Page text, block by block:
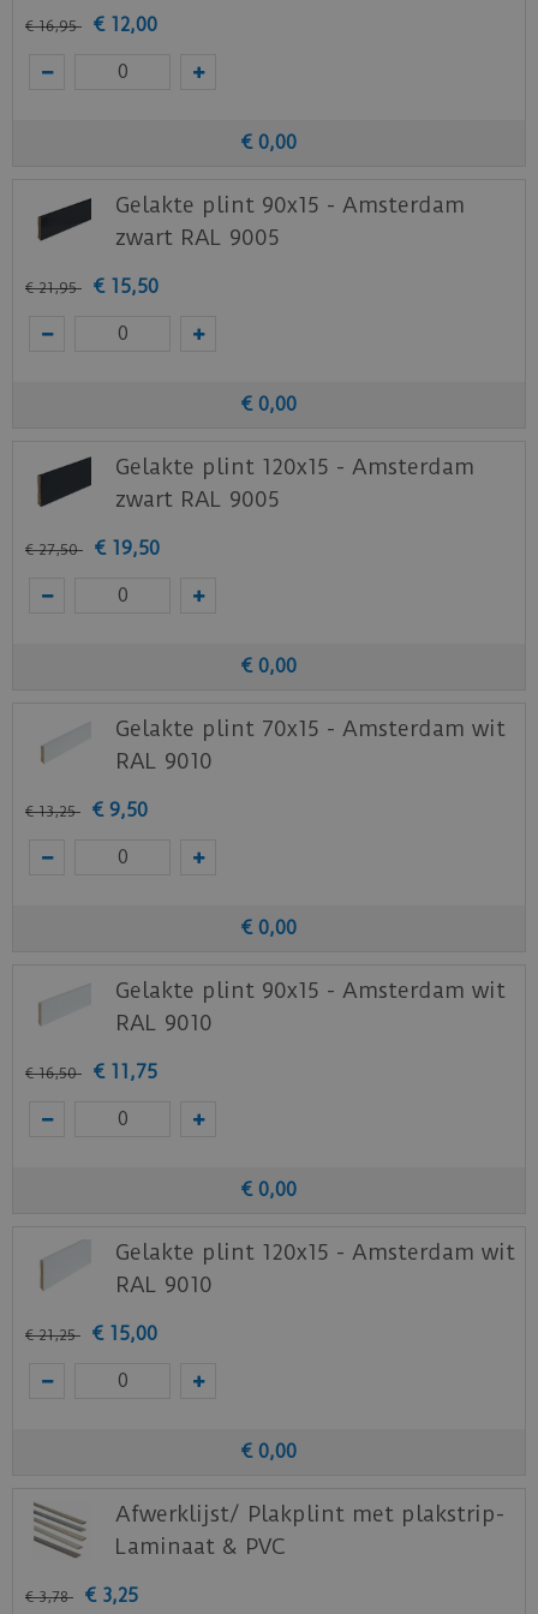
€ 16,95 € 12,00
€ 0,00
Gelakte plint 90x15 - Amsterdam
zwart RAL 9005
€ 21,95 € 15,50
€ 0,00
Gelakte plint 120x15 - Amsterdam
zwart RAL 9005
€ 27,50 € 19,50
€ 0,00
Gelakte plint 70x15 - Amsterdam wit
RAL 9010
€ 13,25 € 9,50
€ 0,00
Gelakte plint 90x15 - Amsterdam wit
RAL 9010
€ 16,50 € 11,75
€ 0,00
Gelakte plint 120x15 - Amsterdam wit
RAL 9010
€ 21,25 € 15,00
€ 0,00
Afwerklijst/ Plakplint met plakstrip-
Laminaat & PVC
€ 3,78 € 3,25